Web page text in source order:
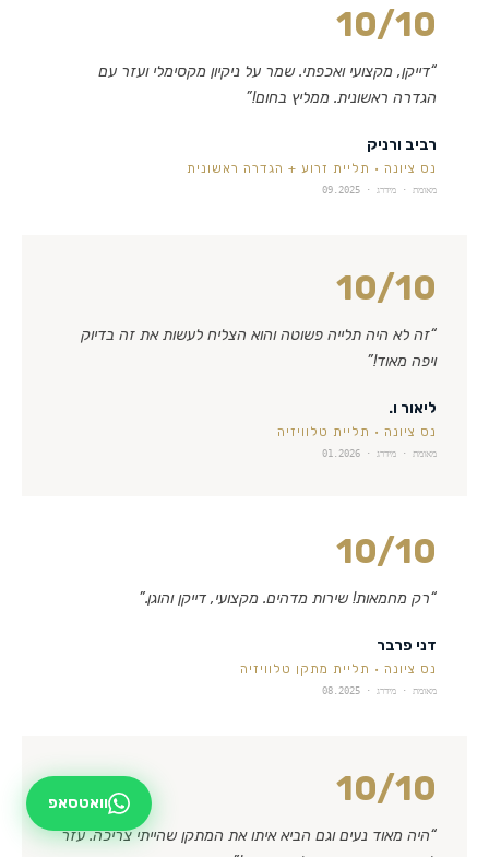
10/10
“דייקן, מקצועי ואכפתי. שמר על ניקיון מקסימלי ועזר עם
הגדרה ראשונית. ממליץ בחום!”
רביב ורניק
נס ציונה · תליית זרוע + הגדרה ראשונית
מאומת · מידרג · 09.2025
10/10
“זה לא היה תלייה פשוטה והוא הצליח לעשות את זה בדיוק
ויפה מאוד!”
ליאור ו.
נס ציונה · תליית טלוויזיה
מאומת · מידרג · 01.2026
10/10
“רק מחמאות! שירות מדהים. מקצועי, דייקן והוגן.”
דני פרבר
נס ציונה · תליית מתקן טלוויזיה
מאומת · מידרג · 08.2025
10/10
“היה מאוד נעים וגם הביא איתו את המתקן שהייתי צריכה. עזר
וואטסאפ